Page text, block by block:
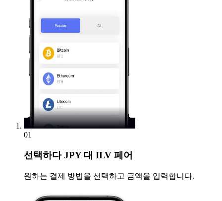
01
선택하다JPY 대 ILV 페어
원하는 결제 방법을 선택하고 금액을 입력합니다.